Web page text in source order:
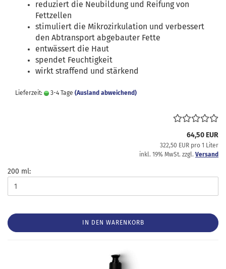
reduziert die Neubildung und Reifung von
Fettzellen
stimuliert die Mikrozirkulation und verbessert
den Abtransport abgebauter Fette
entwässert die Haut
spendet Feuchtigkeit
wirkt straffend und stärkend
Lieferzeit: 3-4 Tage (Ausland abweichend)
64,50 EUR
322,50 EUR pro 1 Liter
inkl. 19% MwSt. zzgl. Versand
200 ml:
IN DEN WARENKORB